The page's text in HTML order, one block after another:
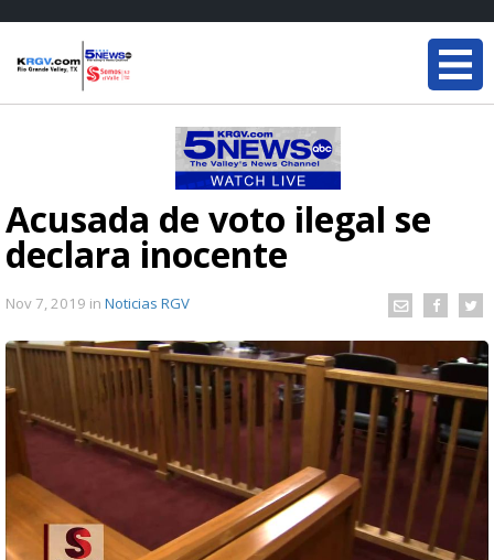
Acusada de voto ilegal se
declara inocente
Nov 7, 2019 in Noticias RGV